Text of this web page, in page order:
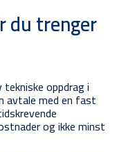
du trenger
oppdrag i
avtale med en fast
og ikke minst